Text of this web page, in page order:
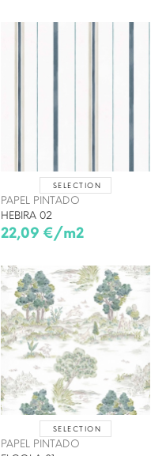
SELECTION
PAPEL PINTADO
HEBIRA 02
22,09 €/m2
SELECTION
PAPEL PINTADO